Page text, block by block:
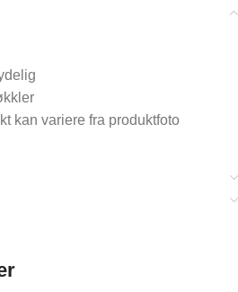
kan variere fra produktfoto